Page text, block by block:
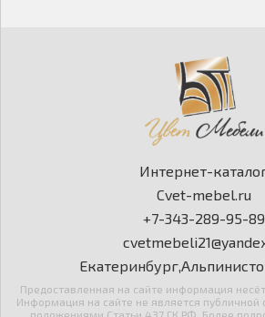
Интернет-
Cvet-mebel.ru
+7-343-289-95-89
Предоставленная на сайте информация
Информация на сайте не является
положениями Статьи 437 ГК РФ. Более